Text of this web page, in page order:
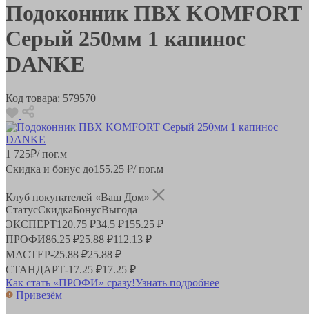
Подоконник ПВХ KOMFORT
Серый 250мм 1 капинос
DANKE
Код товара: 579570
1 725₽/ пог.м
Скидка и бонус до155.25 ₽/ пог.м
Клуб покупателей «Ваш Дом»
СтатусСкидкаБонусВыгода
ЭКСПЕРТ120.75 ₽34.5 ₽155.25 ₽
ПРОФИ86.25 ₽25.88 ₽112.13 ₽
МАСТЕР-25.88 ₽25.88 ₽
СТАНДАРТ-17.25 ₽17.25 ₽
Как стать «ПРОФИ» сразу!Узнать подробнее
Привезём